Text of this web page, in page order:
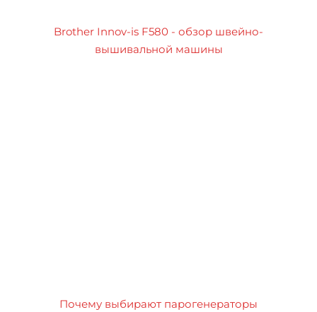
Brother Innov-is F580 - обзор швейно-
вышивальной машины
Почему выбирают парогенераторы